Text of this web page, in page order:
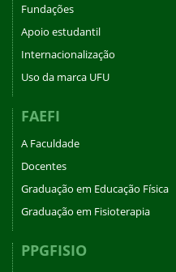
Fundações
Apoio estudantil
Internacionalização
Uso da marca UFU
FAEFI
A Faculdade
Docentes
Graduação em Educação Física
Graduação em Fisioterapia
PPGFISIO